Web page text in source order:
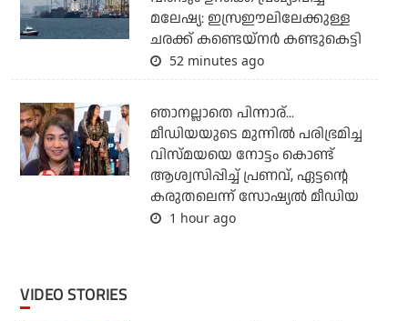
മലേഷ്യ: ഇസ്രഈലിലേക്കുള്ള
ചരക്ക് കണ്ടെയ്‌നര്‍ കണ്ടുകെട്ടി
52 minutes ago
ഞാനല്ലാതെ പിന്നാര്...
മീഡിയയുടെ മുന്നില്‍ പരിഭ്രമിച്ച
വിസ്മയയെ നോട്ടം കൊണ്ട്
ആശ്വസിപ്പിച്ച് പ്രണവ്, ഏട്ടന്റെ
കരുതലെന്ന് സോഷ്യല്‍ മീഡിയ
1 hour ago
VIDEO STORIES